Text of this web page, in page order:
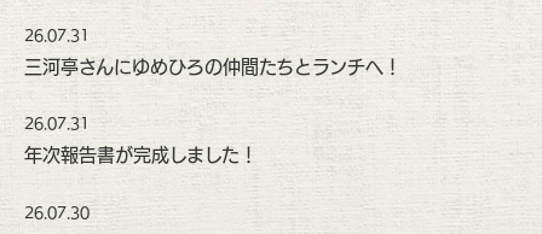
26.07.31
三河亭さんにゆめひろの仲間たちとランチへ！
26.07.31
年次報告書が完成しました！
26.07.30